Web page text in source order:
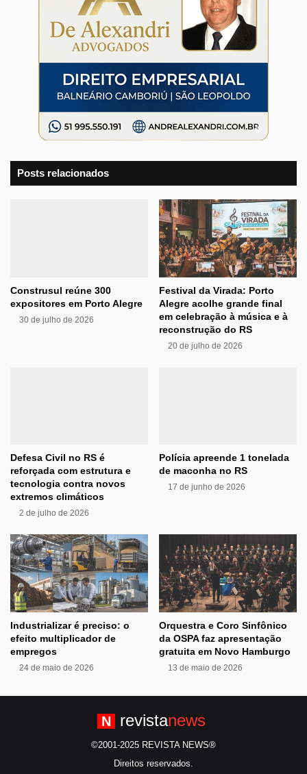
Posts relacionados
Construsul reúne 300
expositores em Porto Alegre
30 de julho de 2026
Festival da Virada: Porto
Alegre acolhe grande final
em celebração à música e à
reconstrução do RS
20 de julho de 2026
Defesa Civil no RS é
reforçada com estrutura e
tecnologia contra novos
extremos climáticos
2 de julho de 2026
Polícia apreende 1 tonelada
de maconha no RS
17 de junho de 2026
Industrializar é preciso: o
efeito multiplicador de
empregos
24 de maio de 2026
Orquestra e Coro Sinfônico
da OSPA faz apresentação
gratuita em Novo Hamburgo
13 de maio de 2026
N revistanews
©2001-2025 REVISTA NEWS®
Direitos reservados.